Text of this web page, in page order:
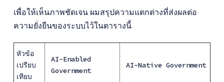
เพื่อให้เห็นภาพชัดเจน ผมสรุปความแตกต่างที่ส่งผลต่อ
ความยั่งยืนของระบบไว้ในตารางนี้
หัวข้อ
เปรียบ
เทียบ
AI-Enabled
Government
AI-Native Government